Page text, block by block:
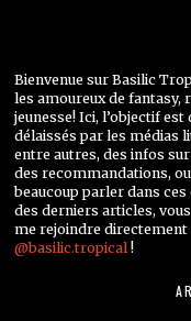
Bienvenue sur Basilic
les amoureux de
jeunesse! Ici, l’objectif
délaissés par les médias
entre autres, des infos
des recommandations,
beaucoup parler dans
des derniers articles,
me rejoindre
@basilic.tropical!